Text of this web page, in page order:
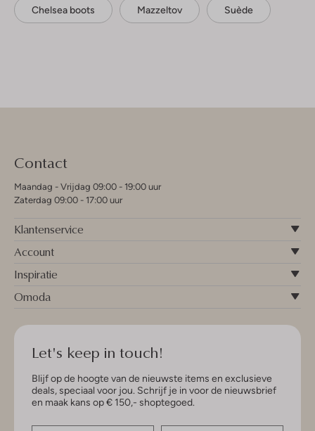
Chelsea boots Mazzeltov Suède
Contact
Maandag - Vrijdag 09:00 - 19:00 uur
Zaterdag 09:00 - 17:00 uur
Klantenservice
Account
Inspiratie
Omoda
Let's keep in touch!
Blijf op de hoogte van de nieuwste items en exclusieve
deals, speciaal voor jou. Schrijf je in voor de nieuwsbrief
en maak kans op € 150,- shoptegoed.